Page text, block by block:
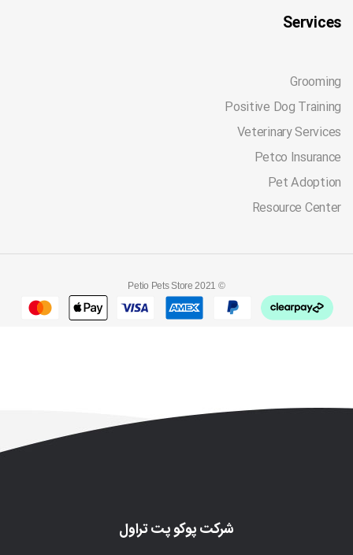
Services
Grooming
Positive Dog Training
Veterinary Services
Petco Insurance
Pet Adoption
Resource Center
© 2021 Petio Pets Store
شرکت پوکو پت تراول